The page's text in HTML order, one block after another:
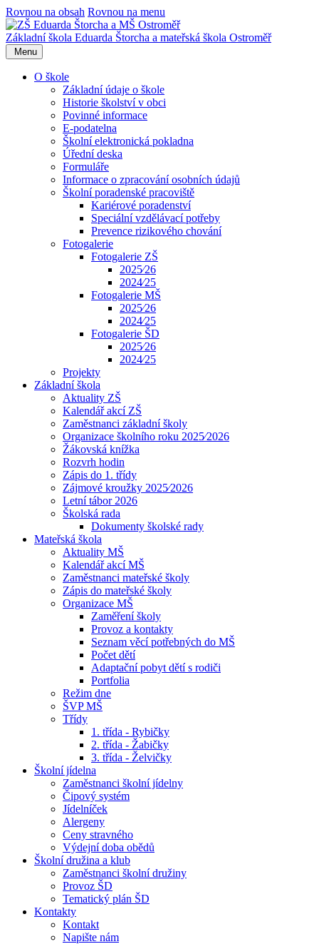
Rovnou na obsah Rovnou na menu
Základní škola Eduarda Štorcha a mateřská škola Ostroměř
Menu
O škole
Základní údaje o škole
Historie školství v obci
Povinné informace
E-podatelna
Školní elektronická pokladna
Úřední deska
Formuláře
Informace o zpracování osobních údajů
Školní poradenské pracoviště
Kariérové poradenství
Speciální vzdělávací potřeby
Prevence rizikového chování
Fotogalerie
Fotogalerie ZŠ
2025⁄26
2024⁄25
Fotogalerie MŠ
2025⁄26
2024⁄25
Fotogalerie ŠD
2025⁄26
2024⁄25
Projekty
Základní škola
Aktuality ZŠ
Kalendář akcí ZŠ
Zaměstnanci základní školy
Organizace školního roku 2025⁄2026
Žákovská knížka
Rozvrh hodin
Zápis do 1. třídy
Zájmové kroužky 2025⁄2026
Letní tábor 2026
Školská rada
Dokumenty školské rady
Mateřská škola
Aktuality MŠ
Kalendář akcí MŠ
Zaměstnanci mateřské školy
Zápis do mateřské školy
Organizace MŠ
Zaměření školy
Provoz a kontakty
Seznam věcí potřebných do MŠ
Počet dětí
Adaptační pobyt dětí s rodiči
Portfolia
Režim dne
ŠVP MŠ
Třídy
1. třída - Rybičky
2. třída - Žabičky
3. třída - Želvičky
Školní jídelna
Zaměstnanci školní jídelny
Čipový systém
Jídelníček
Alergeny
Ceny stravného
Výdejní doba obědů
Školní družina a klub
Zaměstnanci školní družiny
Provoz ŠD
Tematický plán ŠD
Kontakty
Kontakt
Napište nám